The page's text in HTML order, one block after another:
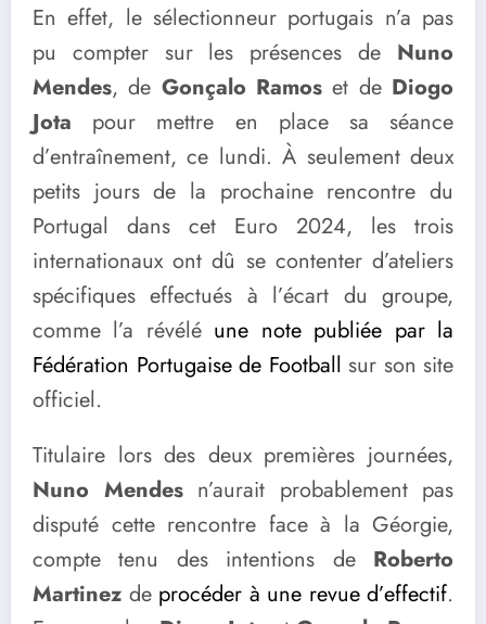
En effet, le sélectionneur portugais n’a pas
pu compter sur les présences de Nuno
Mendes, de Gonçalo Ramos et de Diogo
Jota pour mettre en place sa séance
d’entraînement, ce lundi. À seulement deux
petits jours de la prochaine rencontre du
Portugal dans cet Euro 2024, les trois
internationaux ont dû se contenter d’ateliers
spécifiques effectués à l’écart du groupe,
comme l’a révélé une note publiée par la
Fédération Portugaise de Football sur son site
officiel.
Titulaire lors des deux premières journées,
Nuno Mendesn’aurait probablement pas
disputé cette rencontre face à la Géorgie,
compte tenu des intentions deRoberto
Martinez de procéder à une revue d’effectif.